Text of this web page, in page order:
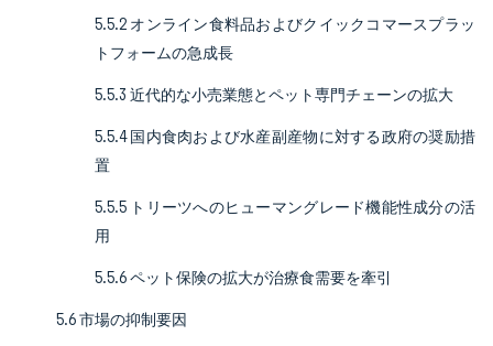
5.5.2 オンライン食料品およびクイックコマースプラッ
トフォームの急成長
5.5.3 近代的な小売業態とペット専門チェーンの拡大
5.5.4 国内食肉および水産副産物に対する政府の奨励措
置
5.5.5 トリーツへのヒューマングレード機能性成分の活
用
5.5.6 ペット保険の拡大が治療食需要を牽引
5.6 市場の抑制要因